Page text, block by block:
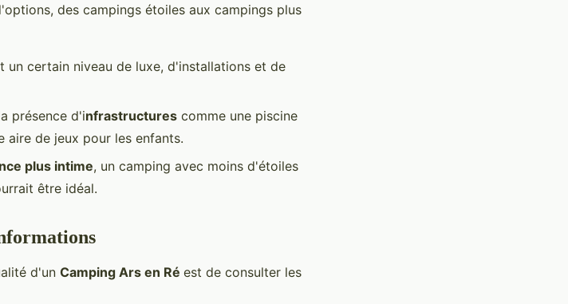
des campings étoiles aux campings plus
un certain niveau de luxe, d'installations et de
présence d'infrastructures comme une piscine
aire de jeux pour les enfants.
plus intime, un camping avec moins d'étoiles
être idéal.
d'un Camping Ars en Ré est de consulter les